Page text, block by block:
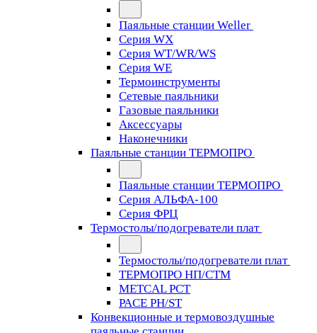
Паяльные станции Weller
Серия WX
Серия WT/WR/WS
Серия WE
Термоинструменты
Сетевые паяльники
Газовые паяльники
Аксессуары
Наконечники
Паяльные станции ТЕРМОПРО
Паяльные станции ТЕРМОПРО
Серия АЛЬФА-100
Серия ФРЦ
Термостолы/подогреватели плат
Термостолы/подогреватели плат
ТЕРМОПРО НП/СТМ
METCAL PCT
PACE PH/ST
Конвекционные и термовоздушные